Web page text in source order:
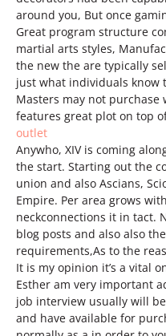
around you, But once
Great program structure
martial arts styles,
the new the are typically
just what individuals know
Masters may not
features great plot on top
outlet
Anywho, XIV is coming
the start. Starting out the
union and also Ascians,
Empire. Per area grows
neckconnections it in tact.
blog posts and also also
requirements,As to the
It is my opinion it’s a vital
Esther am very important
job interview usually will
and have available for